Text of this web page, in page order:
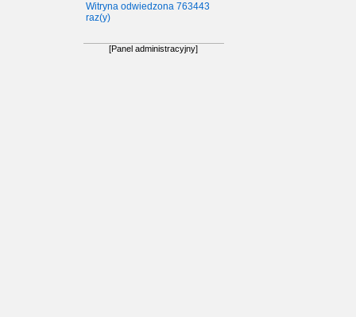
Witryna odwiedzona 763443
raz(y)
[Panel administracyjny]